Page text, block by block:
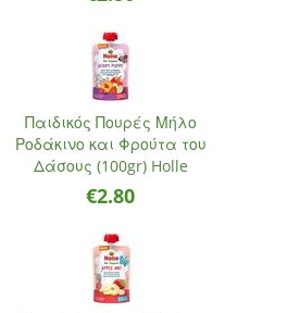
Παιδικός Πουρές Μήλο
Ροδάκινο και Φρούτα του
Δάσους (100gr) Holle
€2.80